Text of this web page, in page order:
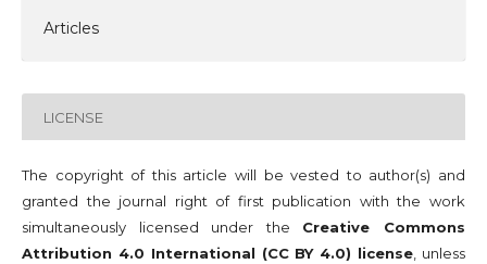
Articles
LICENSE
The copyright of this article will be vested to author(s) and
granted the journal right of first publication with the work
simultaneously licensed under the Creative Commons
Attribution 4.0 International (CC BY 4.0) license , unless